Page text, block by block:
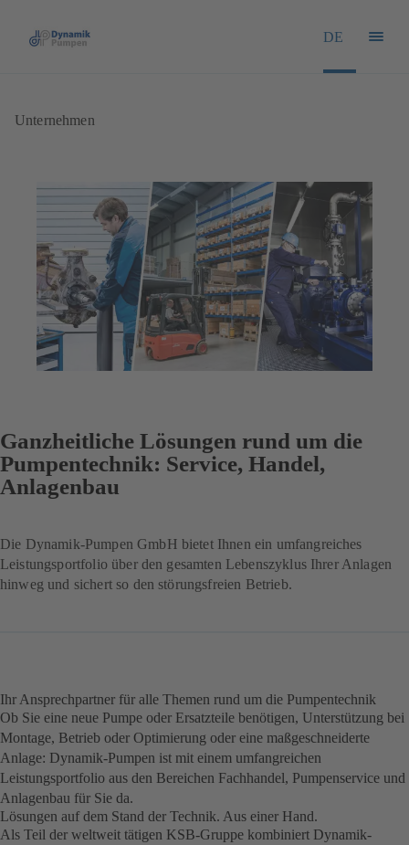
DE
Unternehmen
Ganzheitliche Lösungen rund um die
Pumpentechnik: Service, Handel,
Anlagenbau
Die Dynamik-Pumpen GmbH bietet Ihnen ein umfangreiches
Leistungsportfolio über den gesamten Lebenszyklus Ihrer Anlagen
hinweg und sichert so den störungsfreien Betrieb.
Ihr Ansprechpartner für alle Themen rund um die Pumpentechnik
Ob Sie eine neue Pumpe oder Ersatzteile benötigen, Unterstützung bei
Montage, Betrieb oder Optimierung oder eine maßgeschneiderte
Anlage: Dynamik-Pumpen ist mit einem umfangreichen
Leistungsportfolio aus den Bereichen Fachhandel, Pumpenservice und
Anlagenbau für Sie da.
Lösungen auf dem Stand der Technik. Aus einer Hand.
Als Teil der weltweit tätigen KSB-Gruppe kombiniert Dynamik-